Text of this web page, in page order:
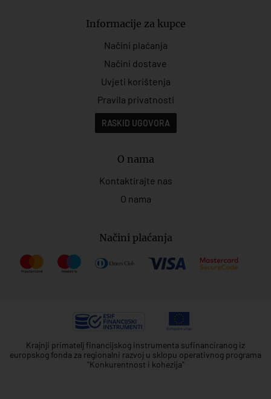
Informacije za kupce
Načini plaćanja
Načini dostave
Uvjeti korištenja
Pravila privatnosti
RASKID UGOVORA
O nama
Kontaktirajte nas
O nama
Načini plaćanja
Krajnji primatelj financijskog instrumenta sufinanciranog iz
europskog fonda za regionalni razvoj u sklopu operativnog programa
"Konkurentnost i kohezija"